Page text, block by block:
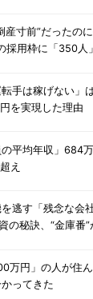
産寸前”だった
採用枠に「350人
転手は稼げない
を実現した理由
の平均年収」
え
を逃す「残念な
の秘訣、“金庫番”
万円」の人が
ってきた